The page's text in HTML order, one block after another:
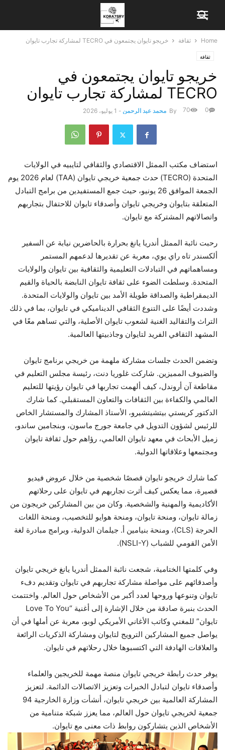
Home ثقافة خريجو تايوان يجتمعون في TECRO لمشاركة تجارب تايوان
ثقافة
خريجو تايوان يجتمعون في
TECRO لمشاركة تجارب تايوان
By محمد عبد الرحمن - 1 يوليو، 2026 0
70
استضاف مكتب الممثل الاقتصادي والثقافي لتايبيه في الولايات
المتحدة (TECRO) حدث جمعية خريجي تايوان (TAA) لعام 2026 يوم
الجمعة الموافق 26 يونيو، حيث جمع المستفيدين من برامج التبادل
المتعلقة بتايوان وخريجي تايوان وأصدقاء تايوان للاحتفال بتجاربهم
واتصالاتهم المشتركة مع تايوان.
رحبت نائبة الممثل أندريا يانغ بحرارة بالحاضرين نيابة عن السفير
ألكسندر تاه راي يوي، معربة عن تقديرها لدعمهم المستمر
ومساهماتهم في التبادلات التعليمية والثقافية بين تايوان والولايات
المتحدة. وسلطت الضوء على ثقافة تايوان النابضة بالحياة والقيم
الديمقراطية والصداقة طويلة الأمد بين تايوان والولايات المتحدة.
وشددت أيضًا على التنوع الثقافي الديناميكي في تايوان، بما في ذلك
التراث والتقاليد الغنية لشعوب تايوان الأصلية، والتي تساهم معًا في
المشهد الثقافي الفريد لتايوان وجاذبيتها العالمية.
وتضمن الحدث جلسات مشاركة ملهمة من خريجي برنامج تايوان
والضيوف المميزين. شاركت غلوريا دنت، رئيسة مجلس التعليم في
مقاطعة آن أروندل، كيف ألهمت تجاربها في تايوان رؤيتها للتعليم
العالمي والكفاءة بين الثقافات والتعاون المستقبلي. كما شارك
الدكتور كريستي بيتشيتشيرو، الأستاذ المشارك والمستشار الخاص
للرئيس لشؤون التدويل في جامعة جورج ماسون، وبنجامين ساندو،
زميل الأبحاث في معهد تايوان العالمي، رؤاهم حول ثقافة تايوان
ومجتمعها وعلاقاتها الدولية.
كما شارك خريجو تايوان قصصًا شخصية من خلال عروض فيديو
قصيرة، مما يعكس كيف أثرت تجاربهم في تايوان على رحلاتهم
الأكاديمية والمهنية والشخصية. وكان من بين المشاركين خريجون من
زمالة تايوان، ومنحة تايوان، ومنحة هوايو للتخصيب، ومنحة اللغات
الحرجة (CLS)، ومنحة بنيامين أ. جيلمان الدولية، وبرامج مبادرة لغة
الأمن القومي للشباب (NSLI-Y).
وفي كلمتها الختامية، شجعت نائبة الممثل أندريا يانغ خريجي تايوان
وأصدقائهم على مواصلة مشاركة تجاربهم في تايوان وتقديم دفء
تايوان وتنوعها وروحها لعدد أكبر من الأشخاص حول العالم. واختتمت
الحدث بنبرة صادقة من خلال الإشارة إلى أغنية “Love To You
تايوان” للمغني وكاتب الأغاني الأمريكي لوبو، معربة عن أملها في أن
يواصل جميع المشاركين الترويج لتايوان ومشاركة الذكريات الرائعة
والعلاقات الهادفة التي اكتسبوها خلال رحلاتهم في تايوان.
يوفر حدث رابطة خريجي تايوان منصة مهمة للخريجين والعلماء
وأصدقاء تايوان لتبادل الخبرات وتعزيز الاتصالات الدائمة. لتعزيز
المشاركة العالمية بين خريجي تايوان، أنشأت وزارة الخارجية 94
جمعية لخريجي تايوان حول العالم، مما يعزز شبكة متنامية من
الأشخاص الذين يتشاركون روابط ذات معنى مع تايوان.